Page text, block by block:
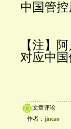
中国管
【注】
对应中国
文章评论
作者： jincao